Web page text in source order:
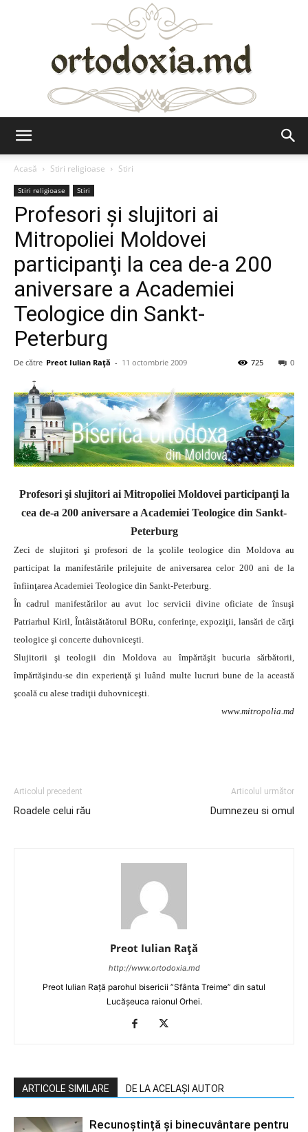
Acasă
Stiri religioase Stiri
Stiri religioase Stiri
Profesori şi slujitori ai
Mitropoliei Moldovei
participanţi la cea de-a 200
aniversare a Academiei
Teologice din Sankt-
Peterburg
De către Preot Iulian Raţă - 11 octombrie 2009 0
725
Profesori şi slujitori ai Mitropoliei Moldovei participanţi la
cea de-a 200 aniversare a Academiei Teologice din Sankt-
Peterburg
Zeci de slujitori şi profesori de la şcolile teologice din Moldova au
participat la manifestările prilejuite de aniversarea celor 200 ani de la
înfiinţarea Academiei Teologice din Sankt-Peterburg.
În cadrul manifestărilor au avut loc servicii divine oficiate de însuşi
Patriarhul Kiril, Întâistătătorul BORu, conferinţe, expoziţii, lansări de cărţi
teologice şi concerte duhovniceşti.
Slujitorii şi teologii din Moldova au împărtăşit bucuria sărbătorii,
împărtăşindu-se din experienţă şi luând multe lucruri bune de la această
şcoală cu alese tradiţii duhovniceşti.
www.mitropolia.md
Articolul precedent
Roadele celui rău
Articolul următor
Dumnezeu si omul
Preot Iulian Raţă
http://www.ortodoxia.md
Preot Iulian Rață parohul bisericii ”Sfânta Treime” din satul
Lucășeuca raionul Orhei.
ARTICOLE SIMILARE DE LA ACELAȘI AUTOR
Recunoștință și binecuvântare pentru